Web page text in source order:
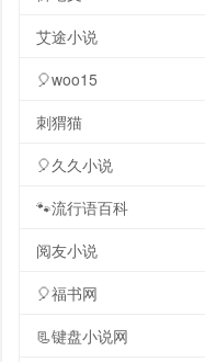
艾途小说
🎈woo15
刺猬猫
🎈久久小说
🐾流行语百科
阅友小说
🎈福书网
📃键盘小说网